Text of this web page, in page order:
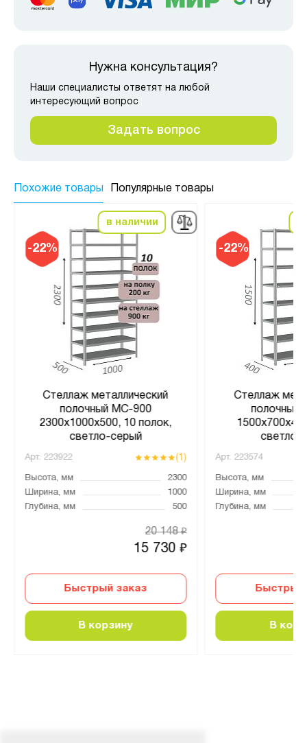
Нужна консультация?
Наши специалисты ответят на любой
интересующий вопрос
Задать вопрос
Похожие товары Популярные товары
-22%
в наличии
Стеллаж металлический
полочный МС-900
2300х1000х500, 10 полок,
светло-серый
Арт. 223922 (1)
Высота, мм
2300
Ширина, мм
1000
Глубина, мм
500
15 730₽
20 148₽
Быстрый заказ
В корзину
-22%
Стеллаж
полочный
светло-
Арт. 223574
Высота, мм
Ширина, мм
Глубина, мм
Быстрый
В